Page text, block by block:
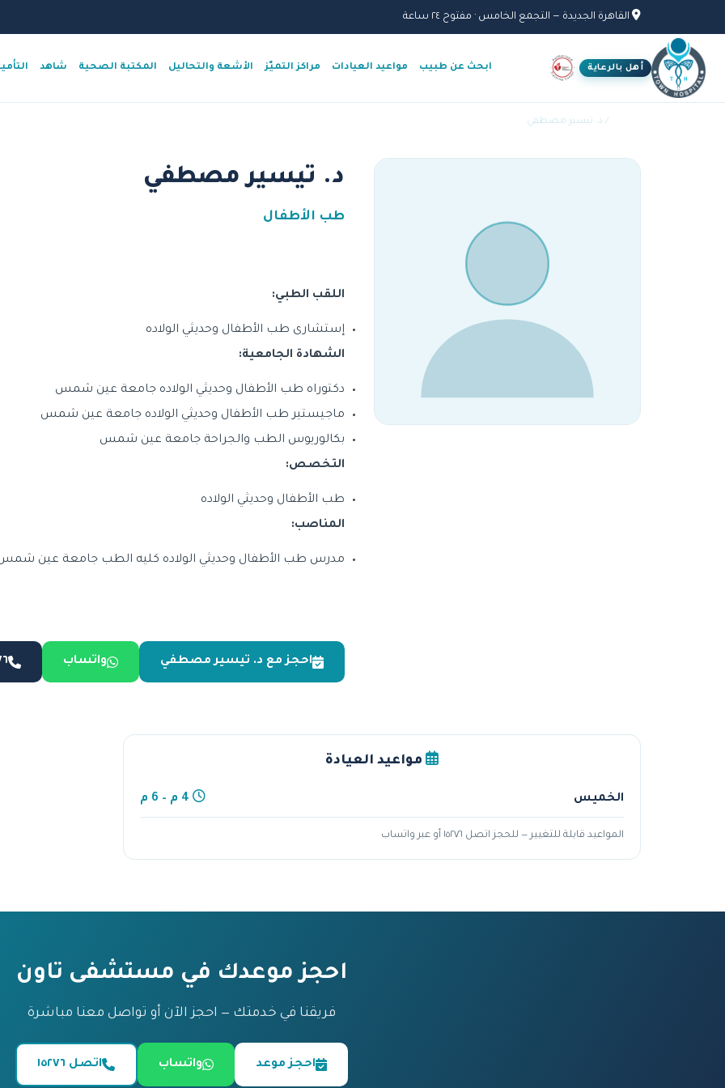
القاهرة الجديدة — التجمع الخامس · مفتوح ٢٤ ساعة
أهل بالرعاية ابحث عن طبيب مواعيد العيادات مراكز التميّز الأشعة والتحاليل المكتبة الصحية شاهد
/ د. تيسير مصطفي
د. تيسير مصطفي
طب الأطفال
اللقب الطبي:
إستشارى طب الأطفال وحديثي الولاده
الشهادة الجامعية:
دكتوراه طب الأطفال وحديثي الولاده جامعة عين شمس
ماجيستير طب الأطفال وحديثي الولاده جامعة عين شمس
بكالوريوس الطب والجراحة جامعة عين شمس
التخصص:
طب الأطفال وحديثي الولاده
المناصب:
مدرس طب الأطفال وحديثي الولاده كليه الطب جامعة عين
احجز مع د. تيسير مصطفي واتساب
مواعيد العيادة
الخميس
المواعيد قابلة للتغيير — للحجز اتصل ١٥٢٧٦ أو عبر واتساب
احجز موعدك في مستشفى تاون
فريقنا في خدمتك — احجز الآن أو تواصل معنا مباشرة
احجز موعد واتساب اتصل ١٥٢٧٦